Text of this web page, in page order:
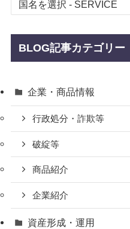
BLOG記事カテゴリー
企業・商品情報
行政処分・詐欺等
破綻等
商品紹介
企業紹介
資産形成・運用